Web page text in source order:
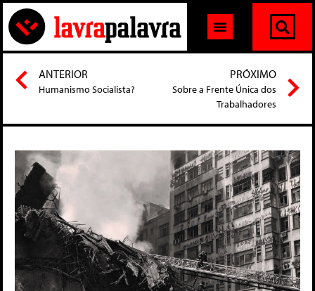
ANTERIOR
Humanismo Socialista?
PRÓXIMO
Sobre a Frente Única dos
Trabalhadores